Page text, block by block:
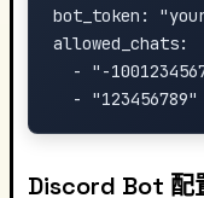
bot_token:
allowed_chats:
- "-
Discord Bot 配